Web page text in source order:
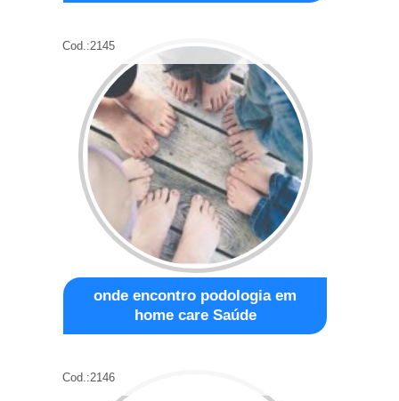
Cod.:2145
onde encontro podologia em
home care Saúde
Cod.:2146